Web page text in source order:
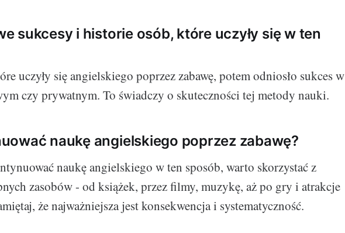
sukcesy i historie osób, które uczyły się w ten
uczyły się angielskiego poprzez zabawę, potem odniosło sukces w
czy prywatnym. To świadczy o skuteczności tej metody nauki.
naukę angielskiego poprzez zabawę?
naukę angielskiego w ten sposób, warto skorzystać z
zasobów - od książek, przez filmy, muzykę, aż po gry i atrakcje
że najważniejsza jest konsekwencja i systematyczność.